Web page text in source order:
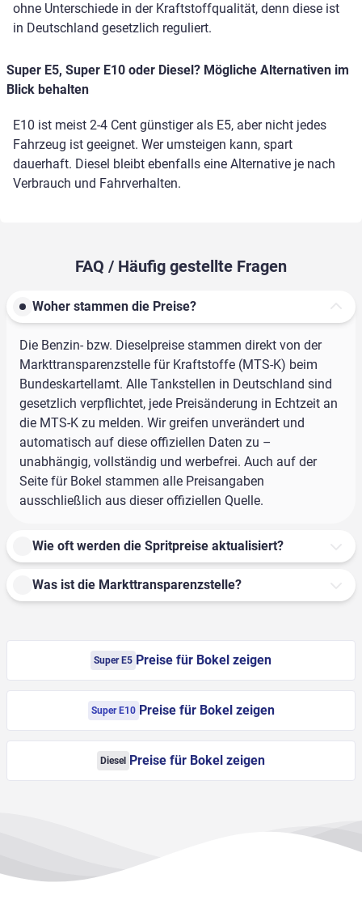
ohne Unterschiede in der Kraftstoffqualität, denn diese ist
in Deutschland gesetzlich reguliert.
Super E5, Super E10 oder Diesel? Mögliche Alternativen im
Blick behalten
E10 ist meist 2-4 Cent günstiger als E5, aber nicht jedes
Fahrzeug ist geeignet. Wer umsteigen kann, spart
dauerhaft. Diesel bleibt ebenfalls eine Alternative je nach
Verbrauch und Fahrverhalten.
FAQ / Häufig gestellte Fragen
Woher stammen die Preise?
Die Benzin- bzw. Dieselpreise stammen direkt von der
Markttransparenzstelle für Kraftstoffe (MTS-K) beim
Bundeskartellamt. Alle Tankstellen in Deutschland sind
gesetzlich verpflichtet, jede Preisänderung in Echtzeit an
die MTS-K zu melden. Wir greifen unverändert und
automatisch auf diese offiziellen Daten zu –
unabhängig, vollständig und werbefrei. Auch auf der
Seite für Bokel stammen alle Preisangaben
ausschließlich aus dieser offiziellen Quelle.
Wie oft werden die Spritpreise aktualisiert?
Was ist die Markttransparenzstelle?
Super E5 Preise für Bokel zeigen
Super E10 Preise für Bokel zeigen
Diesel Preise für Bokel zeigen